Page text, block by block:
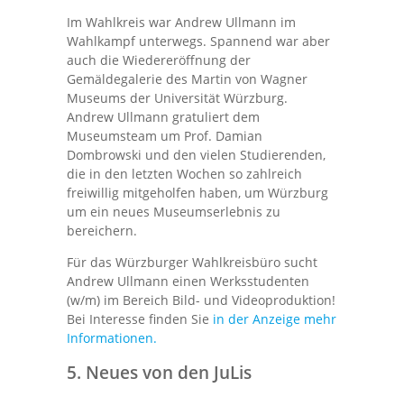
Im Wahlkreis war Andrew Ullmann im
Wahlkampf unterwegs. Spannend war aber
auch die Wiedereröffnung der
Gemäldegalerie des Martin von Wagner
Museums der Universität Würzburg.
Andrew Ullmann gratuliert dem
Museumsteam um Prof. Damian
Dombrowski und den vielen Studierenden,
die in den letzten Wochen so zahlreich
freiwillig mitgeholfen haben, um Würzburg
um ein neues Museumserlebnis zu
bereichern.
Für das Würzburger Wahlkreisbüro sucht
Andrew Ullmann einen Werksstudenten
(w/m) im Bereich Bild- und Videoproduktion!
Bei Interesse finden Sie in der Anzeige mehr
Informationen.
5. Neues von den JuLis